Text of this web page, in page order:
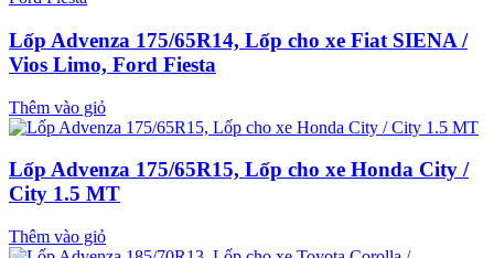
Lốp Advenza 175/65R14, Lốp cho xe Fiat SIENA /
Vios Limo, Ford Fiesta
Thêm vào giỏ
Lốp Advenza 175/65R15, Lốp cho xe Honda City /
City 1.5 MT
Thêm vào giỏ